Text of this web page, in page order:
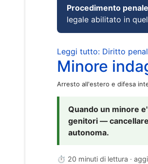
Procedimento
legale abilitato in
Leggi tutto: Diritto
Minore
Arresto all'estero e difesa
Quando un minore
genitori —
autonoma.
⏱ 20 minuti di lettura ·